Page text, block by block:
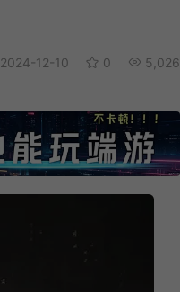
2024-12-10 0 5,026